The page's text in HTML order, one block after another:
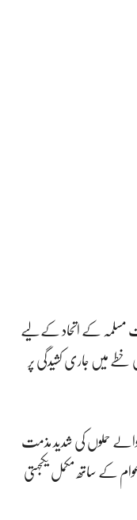
کے اتحاد کے لیے
میں جاری کشیدگی پر
حملوں کی شدید مذمت
کے ساتھ مکمل یکجہتی